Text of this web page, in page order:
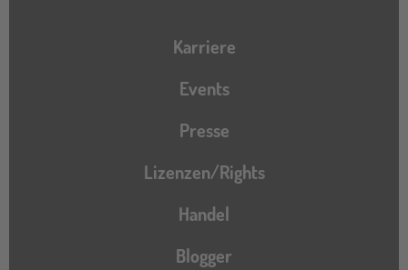
Karriere
Events
Presse
Lizenzen/Rights
Handel
Blogger